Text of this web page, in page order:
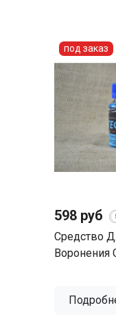
598 руб
Средство
Воронения
под заказ